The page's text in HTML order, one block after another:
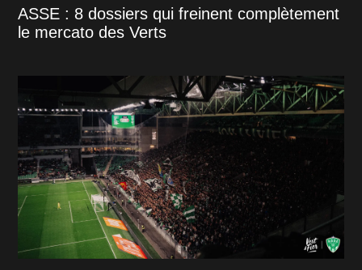
ASSE : 8 dossiers qui freinent complètement
le mercato des Verts